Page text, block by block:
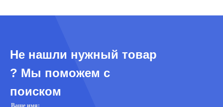
Не нашли нужный товар
? Мы поможем с
поиском